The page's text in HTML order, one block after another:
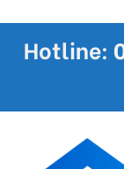
Hotline: